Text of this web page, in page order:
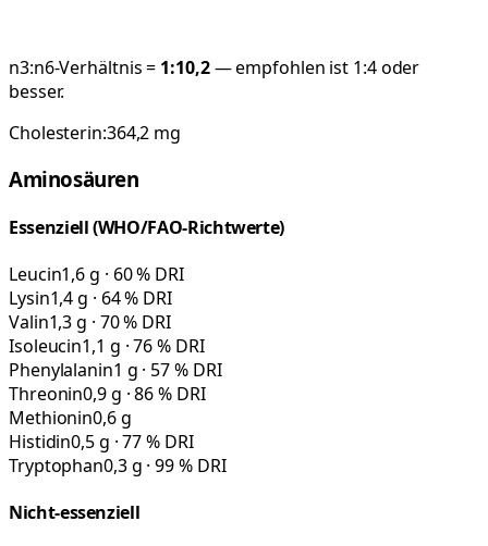
n3:n6-Verhältnis = 1:10,2— empfohlen ist 1:4 oder
besser.
Cholesterin:364,2 mg
Aminosäuren
Essenziell (WHO/FAO-Richtwerte)
Leucin1,6 g · 60 % DRI
Lysin1,4 g · 64 % DRI
Valin1,3 g · 70 % DRI
Isoleucin1,1 g · 76 % DRI
Phenylalanin1 g · 57 % DRI
Threonin0,9 g · 86 % DRI
Methionin0,6 g
Histidin0,5 g · 77 % DRI
Tryptophan0,3 g · 99 % DRI
Nicht-essenziell